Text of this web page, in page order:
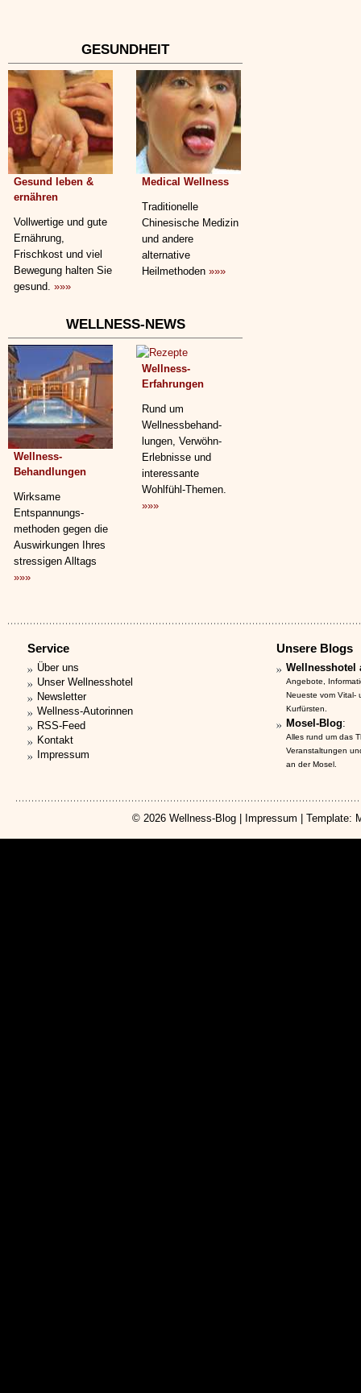
GESUNDHEIT
Gesund leben &
ernähren
Vollwertige und gute
Ernährung,
Frischkost und viel
Bewegung halten Sie
gesund. »»»
Medical Wellness
Traditionelle
Chinesische Medizin
und andere
alternative
Heilmethoden »»»
WELLNESS-NEWS
Wellness-
Behandlungen
Wirksame
Entspannungs­
methoden gegen die
Auswirkungen Ihres
stressigen Alltags
»»»
Wellness-
Erfahrungen
Rund um
Wellnessbehand­
lungen, Verwöhn-
Erlebnisse und
interessante
Wohlfühl-Themen.
»»»
Service
Über uns
Unser Wellnesshotel
Newsletter
Wellness-Autorinnen
RSS-Feed
Kontakt
Impressum
Unsere Blogs
Wellnesshotel
Angebote,
Neueste vom Vital-
Kurfürsten.
Mosel-Blog:
Alles rund um das
Veranstaltungen
an der Mosel.
© 2026 Wellness-Blog Impressum | Template: